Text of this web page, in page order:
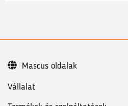
Vállalat
Mascus oldalak